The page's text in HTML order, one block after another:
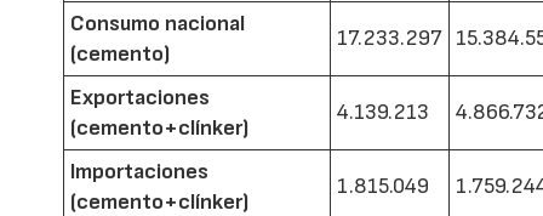
Consumo nacional
(cemento)
17.233.297
Exportaciones
(cemento+clínker)
4.139.213
Importaciones
(cemento+clínker)
1.815.049